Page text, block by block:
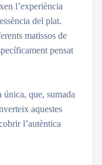
l’experiència
del plat.
matissos de
pensat
única, que, sumada
aquestes
l’autèntica